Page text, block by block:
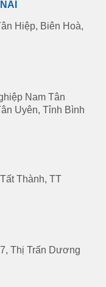
Hiệp, Biên Hoà,
Nam Tân
Uyên, Tỉnh Bình
Thành, TT
Thị Trấn Dương